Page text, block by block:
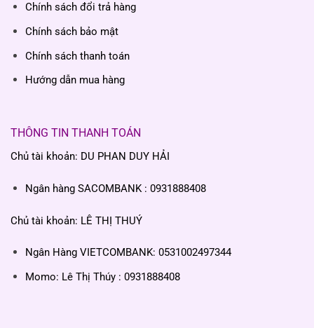
Chính sách đổi trả hàng
Chính sách bảo mật
Chính sách thanh toán
Hướng dẫn mua hàng
THÔNG TIN THANH TOÁN
Chủ tài khoản: DU PHAN DUY HẢI
Ngân hàng SACOMBANK : 0931888408
Chủ tài khoản: LÊ THỊ THUÝ
Ngân Hàng VIETCOMBANK: 0531002497344
Momo: Lê Thị Thúy : 0931888408